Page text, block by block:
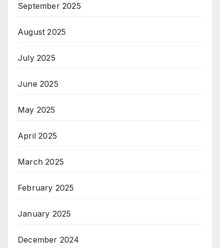
September 2025
August 2025
July 2025
June 2025
May 2025
April 2025
March 2025
February 2025
January 2025
December 2024